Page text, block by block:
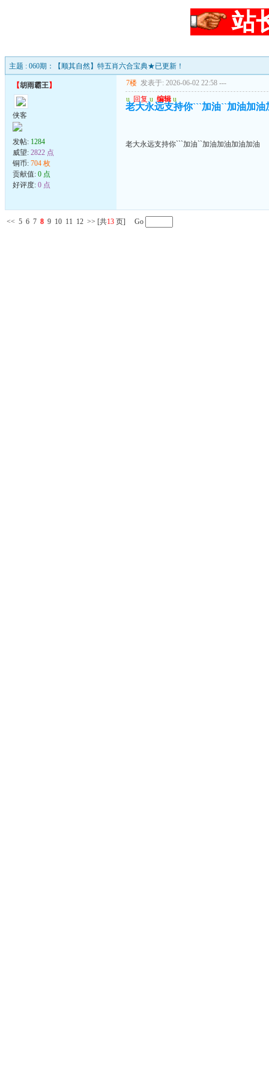
站
主题 : 060期：【顺其自然】特五肖六合宝典★已更新！
【胡雨霸王】
侠客
发帖: 1284
威望: 2822 点
铜币: 704 枚
贡献值: 0 点
好评度: 0 点
7楼 发表于: 2026-06-02 22:58 ---
u 回复 u 编辑 u
老大永远支持你```加油``加油加油
老大永远支持你```加油``加油加油加油加油
<< 5 6 7 8 9 10 11 12 >> [共13 页] Go